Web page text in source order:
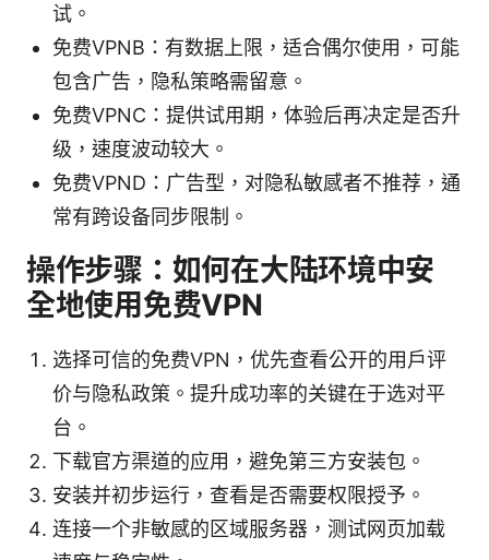
试。
免费VPNB：有数据上限，适合偶尔使用，可能
包含广告，隐私策略需留意。
免费VPNC：提供试用期，体验后再决定是否升
级，速度波动较大。
免费VPND：广告型，对隐私敏感者不推荐，通
常有跨设备同步限制。
操作步骤：如何在大陆环境中安
全地使用免费VPN
选择可信的免费VPN，优先查看公开的用户评
价与隐私政策。提升成功率的关键在于选对平
台。
下载官方渠道的应用，避免第三方安装包。
安装并初步运行，查看是否需要权限授予。
连接一个非敏感的区域服务器，测试网页加载